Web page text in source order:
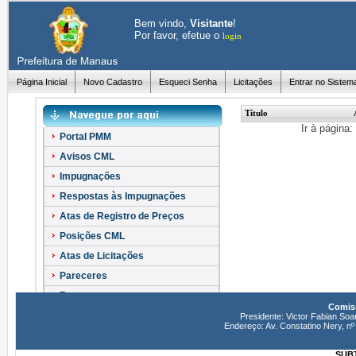
Bem vindo, Visitante!
Por favor, efetue o login
Página Inicial Novo Cadastro Esqueci Senha Licitações Entrar no
Portal PMM
Avisos CML
Impugnações
Respostas às Impugnações
Atas de Registro de Preços
Posições CML
Atas de Licitações
Pareceres
Recursos
Título
Ir à página:
Presidente: Victor Fabian
Endereço: Av. Constatino Nery,